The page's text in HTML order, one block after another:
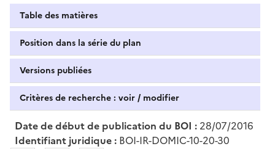
Table des matières
Position dans la série du plan
Versions publiées
Critères de recherche : voir / modifier
Date de début de publication du BOI : 28/07/2016
Identifiant juridique : BOI-IR-DOMIC-10-20-30